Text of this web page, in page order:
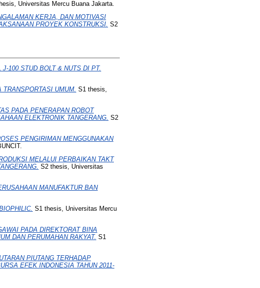
Universitas Mercu Buana Jakarta.
KERJA, DAN MOTIVASI
PROYEK KONSTRUKSI. S2
100 STUD BOLT & NUTS DI PT.
UMUM. S1 thesis,
PADA PENERAPAN ROBOT
ELEKTRONIK TANGERANG. S2
PENGIRIMAN MENGGUNAKAN
MELALUI PERBAIKAN TAKT
S2 thesis, Universitas
MANUFAKTUR BAN
S1 thesis, Universitas Mercu
PADA DIREKTORAT BINA
DAN PERUMAHAN RAKYAT. S1
PIUTANG TERHADAP
EFEK INDONESIA TAHUN 2011-